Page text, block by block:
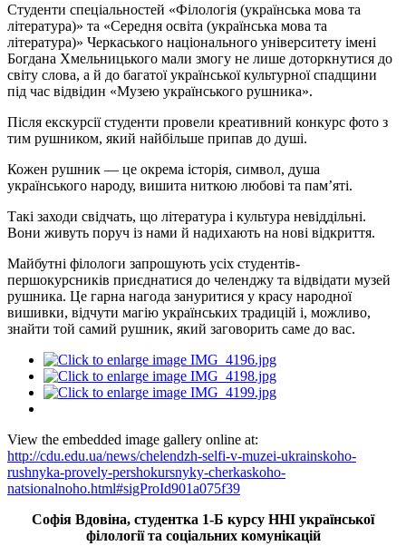
Студенти спеціальностей «Філологія (українська мова та
література)» та «Середня освіта (українська мова та
література)» Черкаського національного університету імені
Богдана Хмельницького мали змогу не лише доторкнутися до
світу слова, а й до багатої української культурної спадщини
під час відвідин «Музею українського рушника».
Після екскурсії студенти провели креативний конкурс фото з
тим рушником, який найбільше припав до душі.
Кожен рушник — це окрема історія, символ, душа
українського народу, вишита ниткою любові та пам’яті.
Такі заходи свідчать, що література і культура невіддільні.
Вони живуть поруч із нами й надихають на нові відкриття.
Майбутні філологи запрошують усіх студентів-
першокурсників приєднатися до челенджу та відвідати музей
рушника. Це гарна нагода зануритися у красу народної
вишивки, відчути магію українських традицій і, можливо,
знайти той самий рушник, який заговорить саме до вас.
View the embedded image gallery online at:
http://cdu.edu.ua/news/chelendzh-selfi-v-muzei-ukrainskoho-
rushnyka-provely-pershokursnyky-cherkaskoho-
natsionalnoho.html#sigProId901a075f39
Софія Вдовіна, студентка 1-Б курсу ННІ української
філології та соціальних комунікацій